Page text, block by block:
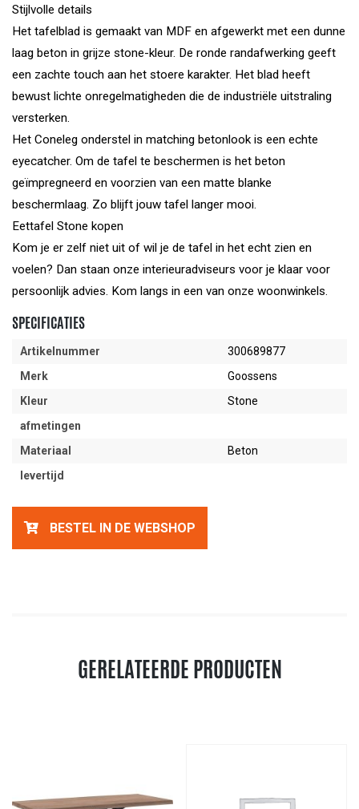
Stijlvolle details
Het tafelblad is gemaakt van MDF en afgewerkt met een dunne
laag beton in grijze stone-kleur. De ronde randafwerking geeft
een zachte touch aan het stoere karakter. Het blad heeft
bewust lichte onregelmatigheden die de industriële uitstraling
versterken.
Het Coneleg onderstel in matching betonlook is een echte
eyecatcher. Om de tafel te beschermen is het beton
geïmpregneerd en voorzien van een matte blanke
beschermlaag. Zo blijft jouw tafel langer mooi.
Eettafel Stone kopen
Kom je er zelf niet uit of wil je de tafel in het echt zien en
voelen? Dan staan onze interieuradviseurs voor je klaar voor
persoonlijk advies. Kom langs in een van onze woonwinkels.
SPECIFICATIES
Artikelnummer
300689877
Merk
Goossens
Kleur
Stone
afmetingen
Materiaal
Beton
levertijd
BESTEL IN DE WEBSHOP
GERELATEERDE PRODUCTEN